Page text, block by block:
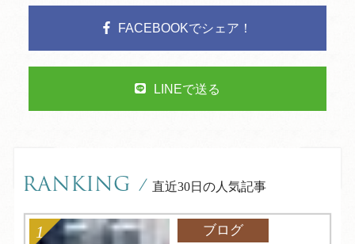
FACEBOOKでシェア！
LINEで送る
RANKING / 直近30日の人気記事
ブログ